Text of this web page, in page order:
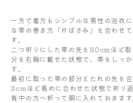
一方で着方もシンプルな男性の浴衣
な帯の巻き方「片ばさみ」を合わせ
す。
二つ折りにした帯の先を30cmほど
分を右胸に載せた状態で、帯をしっ
す。
最初に取った帯の部分とたれの先を
3cmほど長めに合わせた状態で折り
背中の方へ折って胴に入れておきます